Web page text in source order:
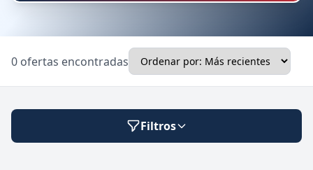
Ubicación
0 ofertas encontradas
Filtros